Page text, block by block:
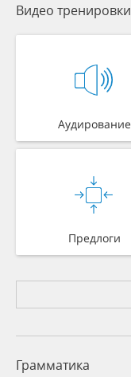
Видео тренировки
Аудирование
Предлоги
Грамматика